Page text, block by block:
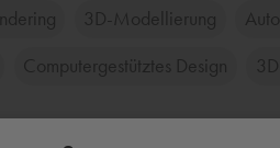
3D-Modellierung
Computergestütztes Design